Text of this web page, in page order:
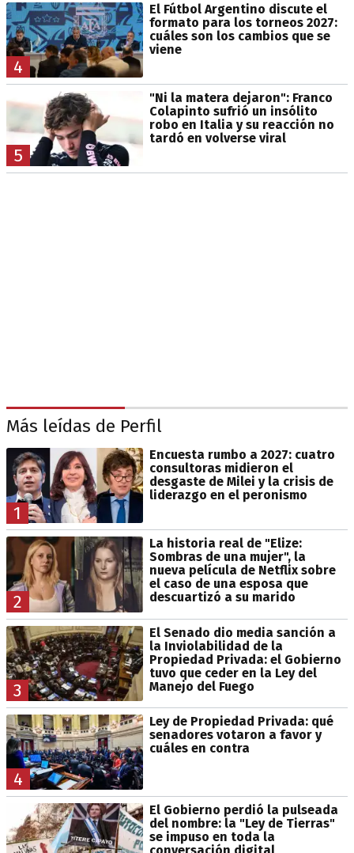
4
El Fútbol Argentino discute el
formato para los torneos 2027:
cuáles son los cambios que se
viene
5
"Ni la matera dejaron": Franco
Colapinto sufrió un insólito
robo en Italia y su reacción no
tardó en volverse viral
Más leídas de Perfil
1
Encuesta rumbo a 2027: cuatro
consultoras midieron el
desgaste de Milei y la crisis de
liderazgo en el peronismo
2
La historia real de "Elize:
Sombras de una mujer", la
nueva película de Netflix sobre
el caso de una esposa que
descuartizó a su marido
3
El Senado dio media sanción a
la Inviolabilidad de la
Propiedad Privada: el Gobierno
tuvo que ceder en la Ley del
Manejo del Fuego
4
Ley de Propiedad Privada: qué
senadores votaron a favor y
cuáles en contra
El Gobierno perdió la pulseada
del nombre: la "Ley de Tierras"
se impuso en toda la
conversación digital